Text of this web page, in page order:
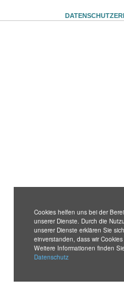
Cookies helfen uns bei der
unserer Dienste. Durch die
unserer Dienste erklären Sie
einverstanden, dass wir
Weitere Informationen finden
Datenschutz